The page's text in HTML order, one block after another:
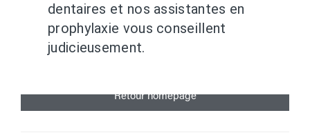
dentaires et nos assistantes en
prophylaxie vous conseillent
judicieusement.
Retour homepage